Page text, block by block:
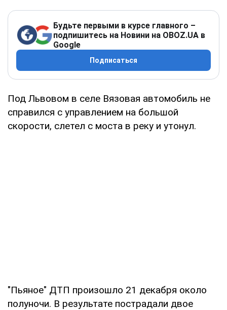
Будьте первыми в курсе главного –
подпишитесь на Новини на OBOZ.UA в
Google
Подписаться
Под Львовом в селе Вязовая автомобиль не
справился с управлением на большой
скорости, слетел с моста в реку и утонул.
"Пьяное" ДТП произошло 21 декабря около
полуночи. В результате пострадали двое